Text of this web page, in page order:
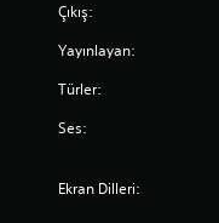
i
y
Çıkış:
Yayınlayan:
Türler:
Ses:
Ekran Dilleri: